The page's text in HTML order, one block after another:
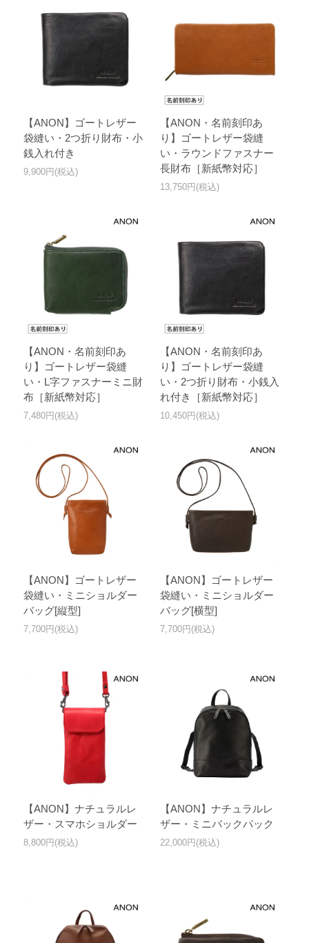
【ANON】ゴートレザー
袋縫い・2つ折り財布・小
銭入れ付き
9,900円(税込)
【ANON・名前刻印あ
り】ゴートレザー袋縫
い・ラウンドファスナー
長財布［新紙幣対応］
13,750円(税込)
【ANON・名前刻印あ
り】ゴートレザー袋縫
い・L字ファスナーミニ財
布［新紙幣対応］
7,480円(税込)
【ANON・名前刻印あ
り】ゴートレザー袋縫
い・2つ折り財布・小銭入
れ付き［新紙幣対応］
10,450円(税込)
【ANON】ゴートレザー
袋縫い・ミニショルダー
バッグ[縦型]
7,700円(税込)
【ANON】ゴートレザー
袋縫い・ミニショルダー
バッグ[横型]
7,700円(税込)
【ANON】ナチュラルレ
ザー・スマホショルダー
8,800円(税込)
【ANON】ナチュラルレ
ザー・ミニバックパック
22,000円(税込)